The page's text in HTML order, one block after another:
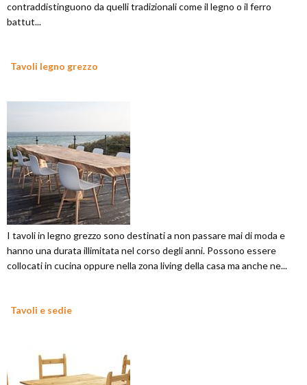
contraddistinguono da quelli tradizionali come il legno o il ferro
battut...
Tavoli legno grezzo
I tavoli in legno grezzo sono destinati a non passare mai di moda e
hanno una durata illimitata nel corso degli anni. Possono essere
collocati in cucina oppure nella zona living della casa ma anche ne...
Tavoli e sedie